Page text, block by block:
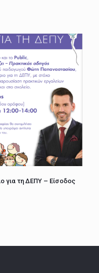
για τη ΔΕΠΥ – Είσοδος